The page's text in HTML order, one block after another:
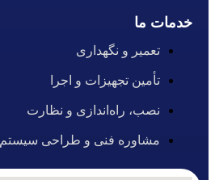
خدمات ما
تعمیر و نگهداری
تأمین تجهیزات و اجرا
نصب، راه‌اندازی و نظارت
مشاوره فنی و طراحی سیستم